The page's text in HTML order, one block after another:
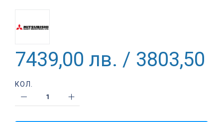
7439,00 лв. / 3803,50 €
КОЛ.